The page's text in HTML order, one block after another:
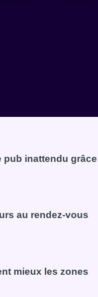
pub inattendu grâce
de pub inattendu grâce
au rendez-vous
au rendez-vous
mieux les zones